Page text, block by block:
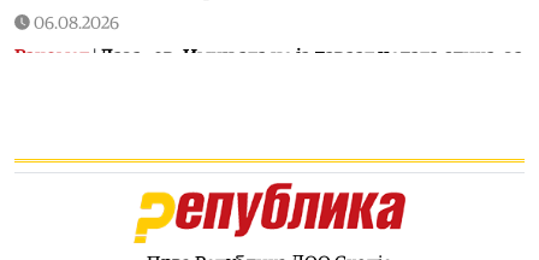
06.08.2026
Ракомет | Лазаров: Имињата не ја даваат целата слика, за
Каде да се капете, рибарите и уживате ова лето
Водно ќе добие моторички парк од паднатите